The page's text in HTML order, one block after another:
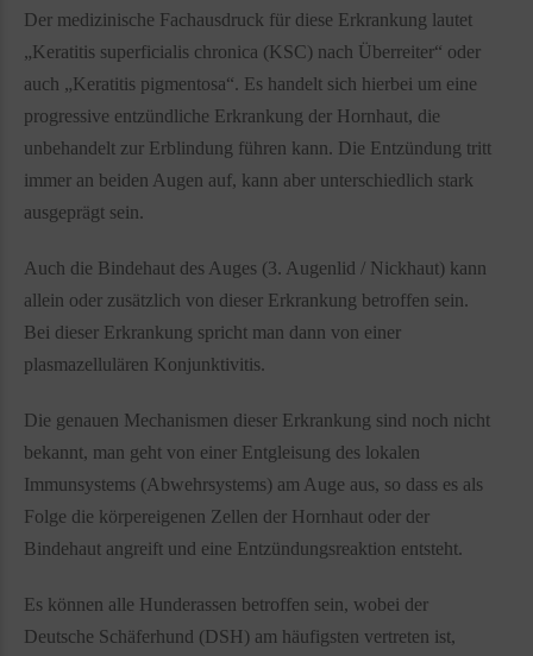
Der medizinische Fachausdruck für diese Erkrankung lautet
„Keratitis superficialis chronica (KSC) nach Überreiter“ oder
auch „Keratitis pigmentosa“. Es handelt sich hierbei um eine
progressive entzündliche Erkrankung der Hornhaut, die
unbehandelt zur Erblindung führen kann. Die Entzündung tritt
immer an beiden Augen auf, kann aber unterschiedlich stark
ausgeprägt sein.
Auch die Bindehaut des Auges (3. Augenlid / Nickhaut) kann
allein oder zusätzlich von dieser Erkrankung betroffen sein.
Bei dieser Erkrankung spricht man dann von einer
plasmazellulären Konjunktivitis.
Die genauen Mechanismen dieser Erkrankung sind noch nicht
bekannt, man geht von einer Entgleisung des lokalen
Immunsystems (Abwehrsystems) am Auge aus, so dass es als
Folge die körpereigenen Zellen der Hornhaut oder der
Bindehaut angreift und eine Entzündungsreaktion entsteht.
Es können alle Hunderassen betroffen sein, wobei der
Deutsche Schäferhund (DSH) am häufigsten vertreten ist,